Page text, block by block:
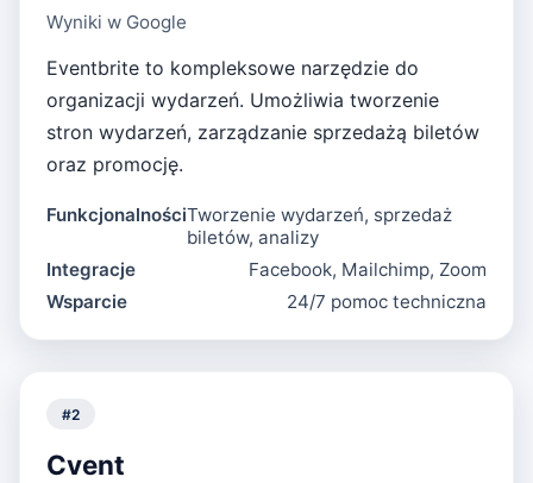
Wyniki w Google
Eventbrite to kompleksowe narzędzie do
organizacji wydarzeń. Umożliwia tworzenie
stron wydarzeń, zarządzanie sprzedażą biletów
oraz promocję.
FunkcjonalnościTworzenie wydarzeń, sprzedaż
biletów, analizy
Integracje
Facebook, Mailchimp, Zoom
Wsparcie
24/7 pomoc techniczna
#2
Cvent